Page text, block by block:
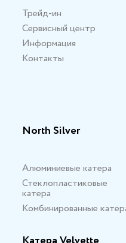
Трейд-ин
Сервисный центр
Информация
Контакты
North Silver
Алюминиевые катера
Стеклопластиковые
катера
Комбинированные